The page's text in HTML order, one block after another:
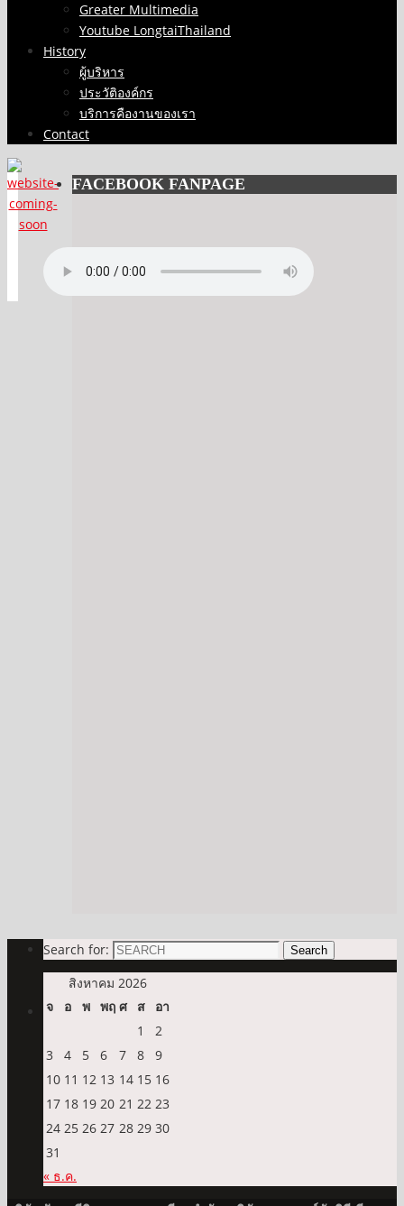
Greater Multimedia
Youtube LongtaiThailand
History
ผู้บริหาร
ประวัติองค์กร
บริการคืองานของเรา
Contact
FACEBOOK FANPAGE
Search for: Search
สิงหาคม 2026
จ
อ พ พฤ ศ ส
อา
1
2
3
4 5 6 7 8
9
10 11 12 13 14 15 16
17 18 19 20 21 22 23
24 25 26 27 28 29 30
31
« ธ.ค.